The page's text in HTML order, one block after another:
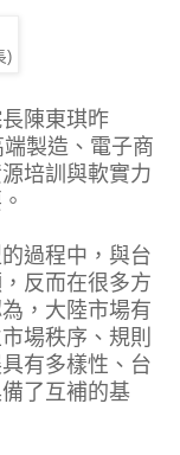
)
陳東琪昨
端製造、電子商
培訓與軟實力
過程中，與台
反而在很多方
，大陸市場有
場秩序、規則
有多樣性、台
了互補的基